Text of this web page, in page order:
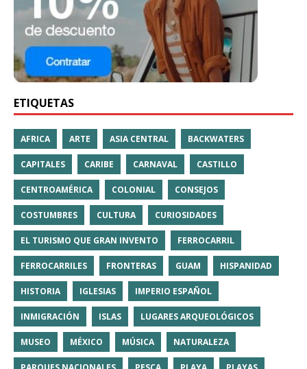
ETIQUETAS
AFRICA ARTE ASIA CENTRAL BACKWATERS
CAPITALES CARIBE CARNAVAL CASTILLO
CENTROAMÉRICA COLONIAL CONSEJOS
COSTUMBRES CULTURA CURIOSIDADES
EL TURISMO QUE GRAN INVENTO FERROCARRIL
FERROCARRILES FRONTERAS GUAM HISPANIDAD
HISTORIA IGLESIAS IMPERIO ESPAÑOL
INMIGRACIÓN ISLAS LUGARES ARQUEOLÓGICOS
MUSEO MÉXICO MÚSICA NATURALEZA